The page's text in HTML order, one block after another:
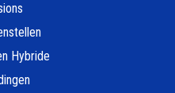
Hybride